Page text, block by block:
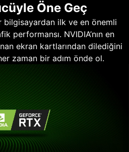
Öne Geç
bilgisayardan ilk ve en önemli
performansı. NVIDIA’nın en
ekran kartlarından dilediğini
zaman bir adım önde ol.